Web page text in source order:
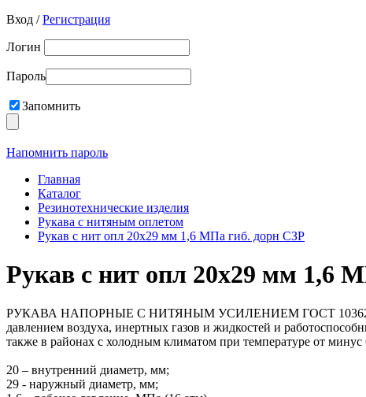
Вход /Регистрация
Логин
Пароль
Запомнить
Напомнить пароль
Главная
Каталог
Резинотехнические изделия
Рукава с нитяным оплетом
Рукав с нит опл 20х29 мм 1,6 МПа гиб. дорн СЗР
Рукав с нит опл 20х29 мм 1,6
РУКАВА НАПОРНЫЕ С НИТЯНЫМ УСИЛЕНИЕМ ГОСТ 10362-2017
давлением воздуха, инертных газов и жидкостей и
также в районах с холодным климатом при температуре от
20 – внутренний диаметр, мм;
29 - наружный диаметр, мм;